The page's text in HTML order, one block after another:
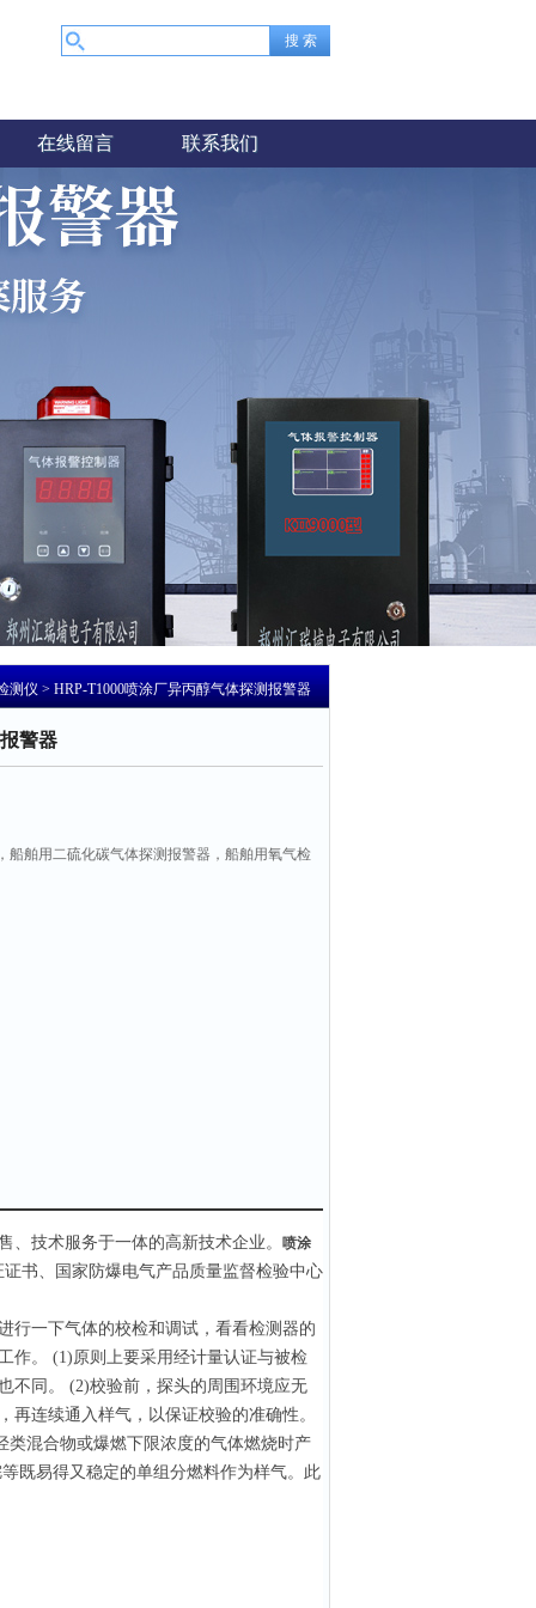
在线留言 联系我们
测仪> HRP-T1000喷涂厂异丙醇气体探测报警器
警器
船舶用二硫化碳气体探测报警器，船舶用氧气检
技术服务于一体的高新技术企业。 喷涂
书、国家防爆电气产品质量监督检验中心
行一下气体的校检和调试，看看检测器的
作。 (1)原则上要采用经计量认证与被检
不同。 (2)校验前，探头的周围环境应无
连续通入样气，以保证校验的准确性。
混合物或爆燃下限浓度的气体燃烧时产
既易得又稳定的单组分燃料作为样气。此